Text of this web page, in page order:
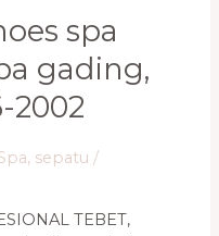
spa
gading,
2002
, sepatu /
TEBET,